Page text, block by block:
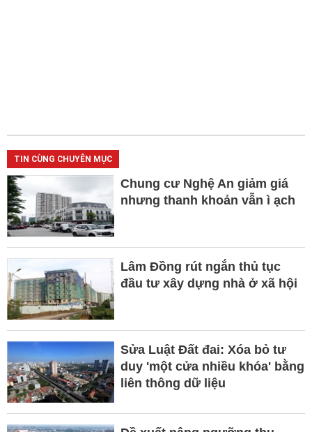
TIN CÙNG CHUYÊN MỤC
Chung cư Nghệ An giảm giá
nhưng thanh khoản vẫn ì ạch
Lâm Đồng rút ngắn thủ tục
đầu tư xây dựng nhà ở xã hội
Sửa Luật Đất đai: Xóa bỏ tư
duy 'một cửa nhiều khóa' bằng
liên thông dữ liệu